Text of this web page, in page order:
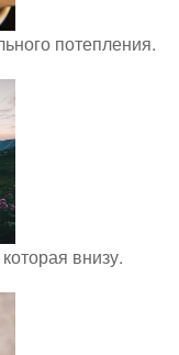
потепления.
внизу.